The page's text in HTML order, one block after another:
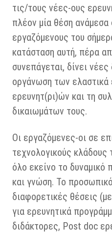
τις/τους νέες-ους
πλέον μία θέση
εργαζόμενους του
κατάσταση αυτή, πέρα
συνεπάγεται, δίνει
οργάνωση των ελαστικά
ερευνητ(ρι)ών και τη
δικαιωμάτων τους.
Οι εργαζόμενες-οι σε
τεχνολογικούς
όλο εκείνο το δυναμικό
και γνώση. Το
διαφορετικές θέσεις
για ερευνητικά
διδάκτορες, Post doc